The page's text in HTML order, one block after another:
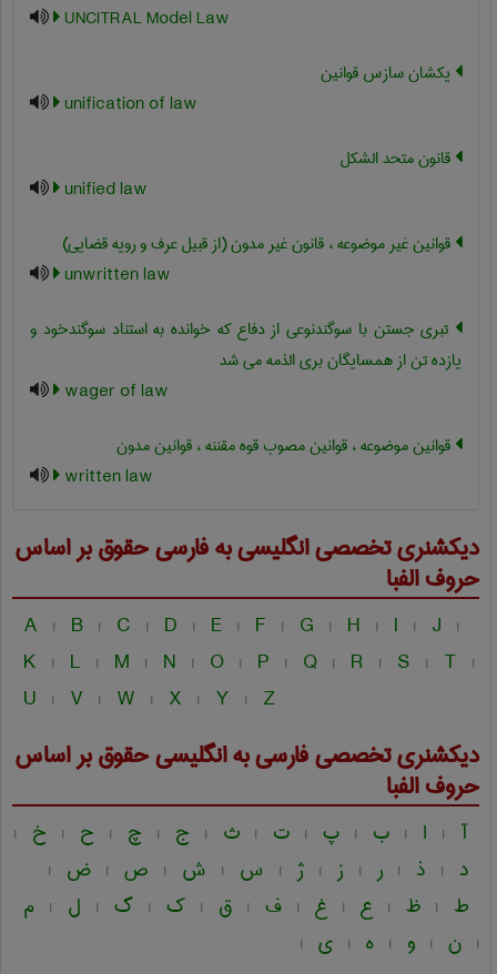
UNCITRAL Model Law
یکشان سازس قوانین
unification of law
قانون متحد الشکل
unified law
قوانین غیر موضوعه ، قانون غیر مدون (از قبیل عرف و رویه قضایی)
unwritten law
تبری جستن با سوگندنوعی از دفاع که خوانده به استناد سوگندخود و
یازده تن از همسایگان بری الذمه می شد
wager of law
قوانین موضوعه ، قوانین مصوب قوه مقننه ، قوانین مدون
written law
دیکشنری تخصصی انگلیسی به فارسیحقوقبر اساس
حروف الفبا
A | B | C | D | E | F | G | H | I | J |
K | L | M | N | O | P | Q | R | S | T |
U | V | W | X | Y | Z
دیکشنری تخصصی فارسی به انگلیسیحقوقبر اساس
حروف الفبا
آ | ا | ب | پ | ت | ث | ج | چ | ح | خ |
د | ذ | ر | ز | ژ | س | ش | ص | ض |
ط | ظ | ع | غ | ف | ق | ک | گ | ل | م
| ن | و | ه | ی |